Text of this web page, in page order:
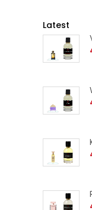
Latest